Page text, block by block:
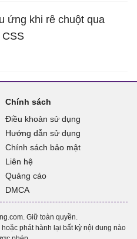
ứng khi rê chuột qua
CSS
Chính sách
Điều khoản sử dụng
Hướng dẫn sử dụng
Chính sách bảo mật
Liên hệ
Quảng cáo
DMCA
Giữ toàn quyền.
phát hành lại bất kỳ nội dung nào